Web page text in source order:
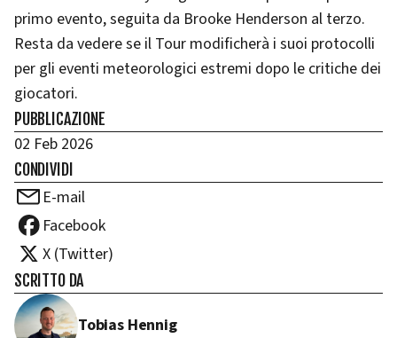
primo evento, seguita da Brooke Henderson al terzo.
Resta da vedere se il Tour modificherà i suoi protocolli
per gli eventi meteorologici estremi dopo le critiche dei
giocatori.
PUBBLICAZIONE
02 Feb 2026
CONDIVIDI
E-mail
Facebook
X (Twitter)
SCRITTO DA
Tobias Hennig